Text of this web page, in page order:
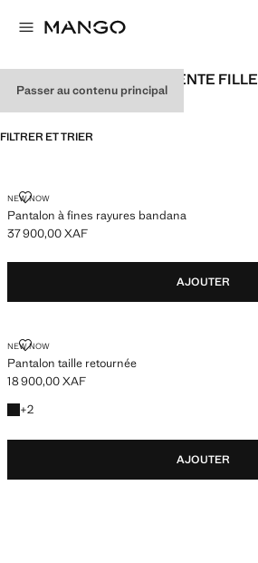
Passer au contenu principal
PANTALONS D'ADOLESCENTE FILLE
FILTRER ET TRIER
NEW NOW
Pantalon à fines rayures bandana
PANTALON À FINES RAYURES BANDANA
Prix actuel [37 900,00 XAF ]
37 900,00 XAF
AJOUTER
NEW NOW
Pantalon taille retournée
PANTALON TAILLE RETOURNÉE
Prix actuel [18 900,00 XAF ]
18 900,00 XAF
+2
+2 couleurs
AJOUTER